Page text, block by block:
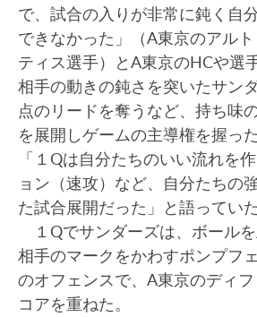
で、試合の入りが非常に鈍く自
できなかった」（A東京のアル
ティス選手）とA東京のHCや選
相手の動きの鈍さを突いたサン
点のリードを奪うなど、持ち味
を展開しゲームの主導権を握っ
「１Qは自分たちのいい流れを
ョン（速攻）など、自分たちの
た試合展開だった」と語っていた
１Qでサンダーズは、ボール
相手のマークをかわすポンプフ
のオフェンスで、A東京のディ
コアを重ねた。